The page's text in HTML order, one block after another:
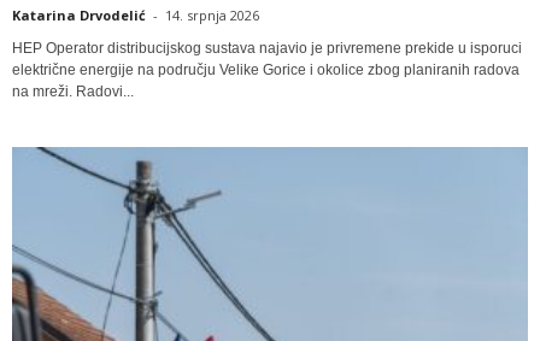
Katarina Drvodelić - 14. srpnja 2026
HEP Operator distribucijskog sustava najavio je privremene prekide u isporuci
električne energije na području Velike Gorice i okolice zbog planiranih radova
na mreži. Radovi...